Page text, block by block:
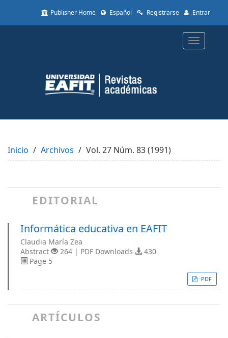
to
Content
Sidebar
Publisher Home Español Registrarse Entrar
Toggle
Inicio Archivos Vol. 27 Núm. 83 (1991)
EDITORIAL
Informática educativa en EAFIT
Claudia María Zea
Abstract
264 | PDF Downloads
430
Page 5
PDF
ARTÍCULOS